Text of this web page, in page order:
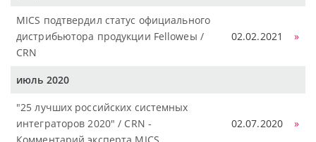
MICS подтвердил статус официального
дистрибьютора продукции Felloweы /
CRN
02.02.2021 »
июль 2020
"25 лучших российских системных
интеграторов 2020" / CRN -
02.07.2020 »